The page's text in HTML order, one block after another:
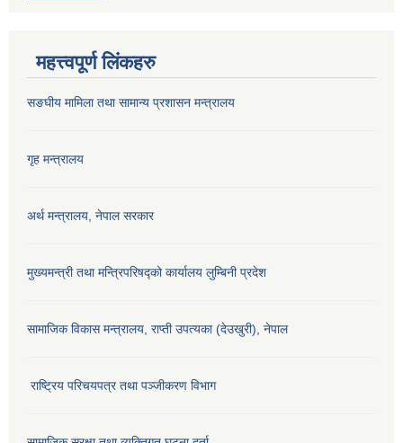
महत्त्वपूर्ण लिंकहरु
सङघीय मामिला तथा सामान्य प्रशासन मन्‍त्रालय
गृह मन्त्रालय
अर्थ मन्त्रालय, नेपाल सरकार
मुख्यमन्त्री तथा मन्त्रिपरिषद्को कार्यालय लुम्बिनी प्रदेश
सामाजिक विकास मन्‍‍त्रालय, राप्ती उपत्यका (देउखुरी), नेपाल
राष्ट्रिय परिचयपत्र तथा पञ्जीकरण विभाग